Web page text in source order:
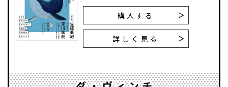
購入する
詳しく見る